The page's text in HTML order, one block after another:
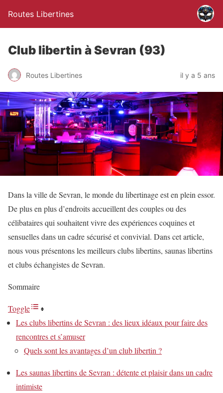
Routes Libertines
Club libertin à Sevran (93)
Routes Libertines il y a 5 ans
Dans la ville de Sevran, le monde du libertinage est en plein essor.
De plus en plus d’endroits accueillent des couples ou des
célibataires qui souhaitent vivre des expériences coquines et
sensuelles dans un cadre sécurisé et convivial. Dans cet article,
nous vous présentons les meilleurs clubs libertins, saunas libertins
et clubs échangistes de Sevran.
Sommaire
Toggle
Les clubs libertins de Sevran : des lieux idéaux pour faire des
rencontres et s’amuser
Quels sont les avantages d’un club libertin ?
Les saunas libertins de Sevran : détente et plaisir dans un cadre
intimiste